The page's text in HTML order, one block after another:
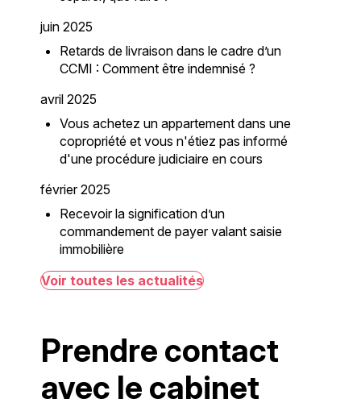
juin 2025
Retards de livraison dans le cadre d’un
CCMI : Comment être indemnisé ?
avril 2025
Vous achetez un appartement dans une
copropriété et vous n'étiez pas informé
d'une procédure judiciaire en cours
février 2025
Recevoir la signification d’un
commandement de payer valant saisie
immobilière
Voir toutes les actualités
Prendre contact
avec le cabinet